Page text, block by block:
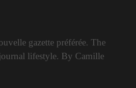
gazette préférée. The
lifestyle. By Camille